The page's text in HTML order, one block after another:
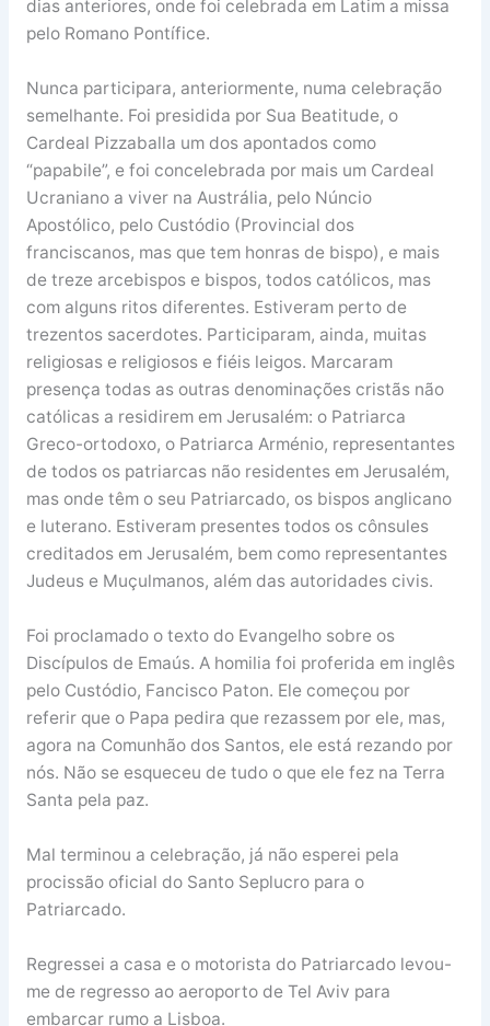
dias anteriores, onde foi celebrada em Latim a missa
pelo Romano Pontífice.
Nunca participara, anteriormente, numa celebração
semelhante. Foi presidida por Sua Beatitude, o
Cardeal Pizzaballa um dos apontados como
“papabile”, e foi concelebrada por mais um Cardeal
Ucraniano a viver na Austrália, pelo Núncio
Apostólico, pelo Custódio (Provincial dos
franciscanos, mas que tem honras de bispo), e mais
de treze arcebispos e bispos, todos católicos, mas
com alguns ritos diferentes. Estiveram perto de
trezentos sacerdotes. Participaram, ainda, muitas
religiosas e religiosos e fiéis leigos. Marcaram
presença todas as outras denominações cristãs não
católicas a residirem em Jerusalém: o Patriarca
Greco-ortodoxo, o Patriarca Arménio, representantes
de todos os patriarcas não residentes em Jerusalém,
mas onde têm o seu Patriarcado, os bispos anglicano
e luterano. Estiveram presentes todos os cônsules
creditados em Jerusalém, bem como representantes
Judeus e Muçulmanos, além das autoridades civis.
Foi proclamado o texto do Evangelho sobre os
Discípulos de Emaús. A homilia foi proferida em inglês
pelo Custódio, Fancisco Paton. Ele começou por
referir que o Papa pedira que rezassem por ele, mas,
agora na Comunhão dos Santos, ele está rezando por
nós. Não se esqueceu de tudo o que ele fez na Terra
Santa pela paz.
Mal terminou a celebração, já não esperei pela
procissão oficial do Santo Seplucro para o
Patriarcado.
Regressei a casa e o motorista do Patriarcado levou-
me de regresso ao aeroporto de Tel Aviv para
embarcar rumo a Lisboa.